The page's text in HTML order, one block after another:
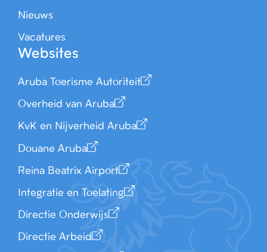
Nieuws
Vacatures
Websites
Aruba Toerisme Autoriteit
Overheid van Aruba
KvK en Nijverheid Aruba
Douane Aruba
Reina Beatrix Airport
Integratie en Toelating
Directie Onderwijs
Directie Arbeid